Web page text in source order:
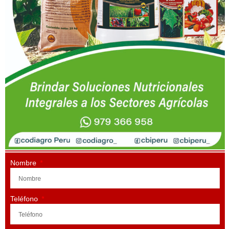
Nombre
Teléfono